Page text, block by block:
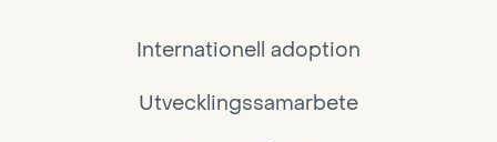
Internationell adoption
Utvecklingssamarbete